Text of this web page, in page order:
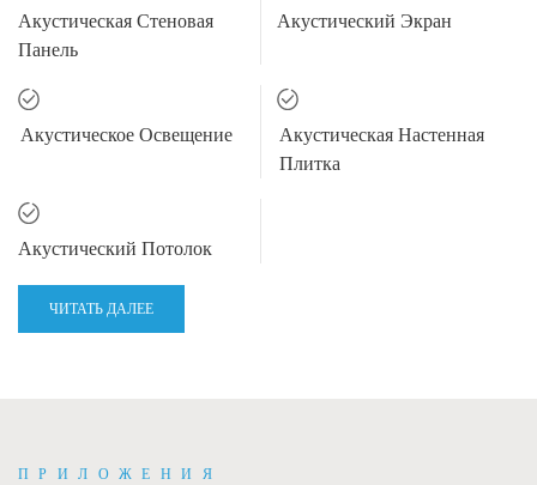
Акустическая Стеновая
Панель
Акустический Экран
Акустическое Освещение
Акустическая Настенная
Плитка
Акустический Потолок
ЧИТАТЬ ДАЛЕЕ
ПРИЛОЖЕНИЯ